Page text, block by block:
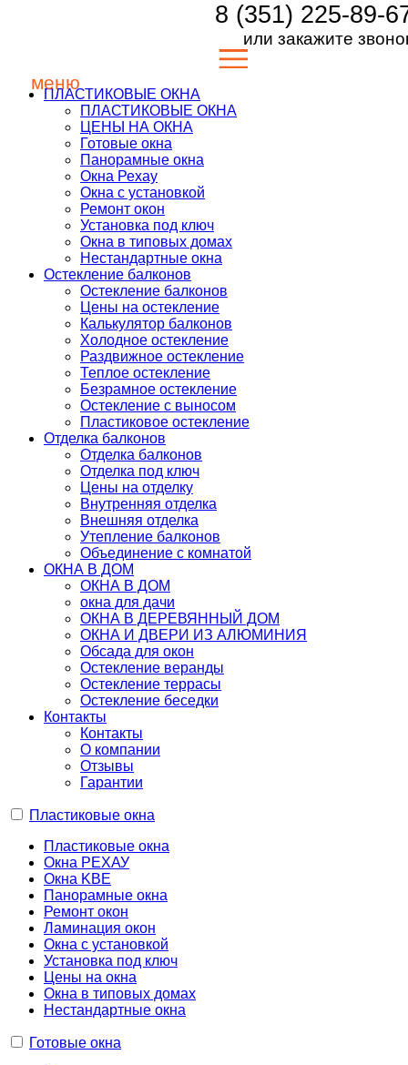
8 (351) 225-89-
или закажите
ПЛАСТИКОВЫЕ ОКНА
ПЛАСТИКОВЫЕ ОКНА
ЦЕНЫ НА ОКНА
Готовые окна
Панорамные окна
Окна Рехау
Окна с установкой
Ремонт окон
Установка под ключ
Окна в типовых домах
Нестандартные окна
Остекление балконов
Остекление балконов
Цены на остекление
Калькулятор балконов
Холодное остекление
Раздвижное остекление
Теплое остекление
Безрамное остекление
Остекление с выносом
Пластиковое остекление
Отделка балконов
Отделка балконов
Отделка под ключ
Цены на отделку
Внутренняя отделка
Внешняя отделка
Утепление балконов
Объединение с комнатой
ОКНА В ДОМ
ОКНА В ДОМ
окна для дачи
ОКНА В ДЕРЕВЯННЫЙ ДОМ
ОКНА И ДВЕРИ ИЗ АЛЮМИНИЯ
Обсада для окон
Остекление веранды
Остекление террасы
Остекление беседки
Контакты
Контакты
О компании
Отзывы
Гарантии
Пластиковые окна
Пластиковые окна
Окна РЕХАУ
Окна KBE
Панорамные окна
Ремонт окон
Ламинация окон
Окна с установкой
Установка под ключ
Цены на окна
Окна в типовых домах
Нестандартные окна
Готовые окна